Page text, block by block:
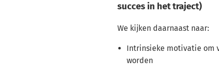
succes in het traject)
We kijken daarnaast naar:
Intrinsieke motivatie om
worden